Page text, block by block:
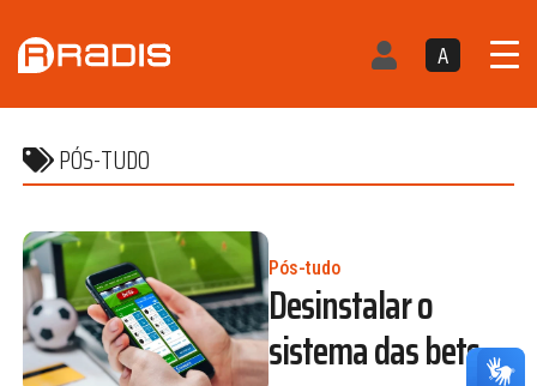
A
PÓS-TUDO
Pós-tudo
Desinstalar o
sistema das bets